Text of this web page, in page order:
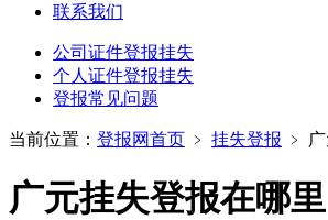
联系我们
公司证件登报挂失
个人证件登报挂失
登报常见问题
当前位置： 登报网首页 ﹥ 挂失登报 ﹥
广元挂失登报在哪里